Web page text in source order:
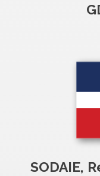
SODAIE,